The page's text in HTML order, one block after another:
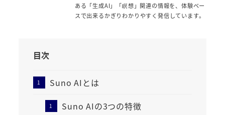
ある「生成AI」「瞑想」関連の情報を、体験ベー
スで出来るかぎりわかりやすく発信しています。
目次
Suno AIとは
Suno AIの3つの特徴